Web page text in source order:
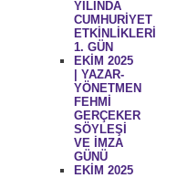
YILINDA
CUMHURİYET
ETKİNLİKLERİ
1. GÜN
EKİM 2025
| YAZAR-
YÖNETMEN
FEHMİ
GERÇEKER
SÖYLEŞİ
VE İMZA
GÜNÜ
EKİM 2025